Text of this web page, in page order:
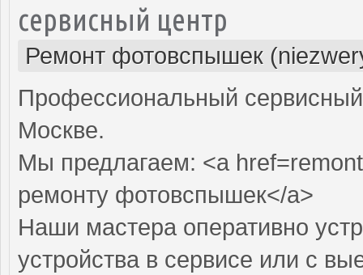
сервисный центр
Ремонт фотовспышек
Профессиональный
Москве.
Мы предлагаем: <a
ремонту фотовспышек</a>
Наши мастера оперативно
устройства в сервисе или с